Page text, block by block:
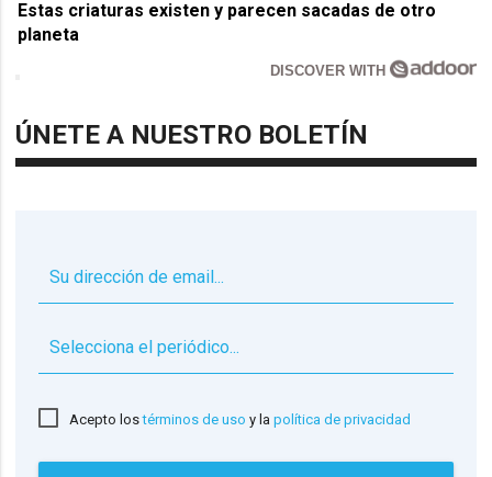
Estas criaturas existen y parecen sacadas de otro
planeta
DISCOVER WITH
ÚNETE A NUESTRO BOLETÍN
Acepto lostérminos de uso y lapolítica de privacidad